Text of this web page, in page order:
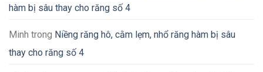
hàm bị sâu thay cho răng số 4
Minh trong Niềng răng hô, cằm lẹm, nhổ răng hàm bị sâu
thay cho răng số 4